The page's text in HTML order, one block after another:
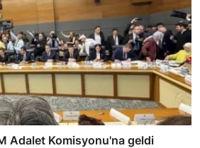
Adalet Komisyonu'na geldi